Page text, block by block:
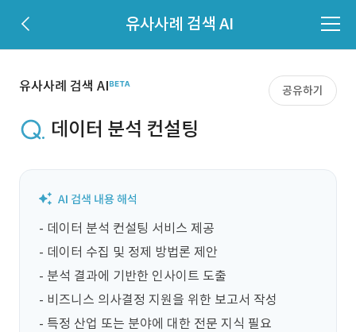
유사사례 검색 AI
유사사례 검색 AI 공유하기
데이터 분석 컨설팅
- 데이터 분석 컨설팅 서비스 제공
- 데이터 수집 및 정제 방법론 제안
- 분석 결과에 기반한 인사이트 도출
- 비즈니스 의사결정 지원을 위한 보고서 작성
- 특정 산업 또는 분야에 대한 전문 지식 필요